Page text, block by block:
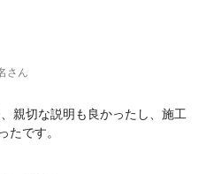
さん
親切な説明も良かったし、施工
です。